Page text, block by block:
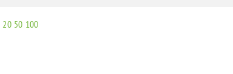
20 50 100